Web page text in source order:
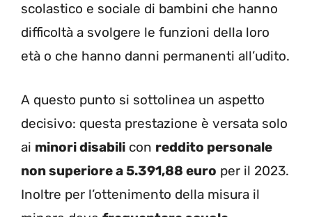
scolastico e sociale di bambini che hanno
difficoltà a svolgere le funzioni della loro
età o che hanno danni permanenti all’udito.
A questo punto si sottolinea un aspetto
decisivo: questa prestazione è versata solo
ai minori disabili con reddito personale
non superiore a 5.391,88 euro per il 2023.
Inoltre per l’ottenimento della misura il